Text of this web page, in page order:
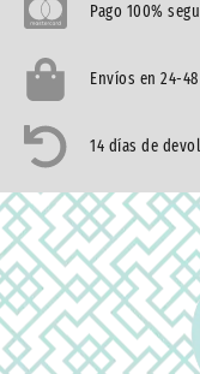
Pago 100%
Envíos en 24-
14 días de